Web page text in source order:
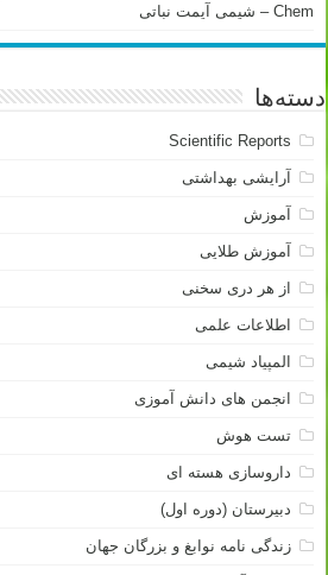
Chem – شیمی آیمت نباتی
دسته‌ها
Scientific Reports
آرایشی بهداشتی
آموزش
آموزش طلایی
از هر دری سخنی
اطلاعات علمی
المپیاد شیمی
انجمن های دانش آموزی
تست هوش
داروسازی هسته ای
دبیرستان (دوره اول)
زندگی نامه نوابغ و بزرگان جهان